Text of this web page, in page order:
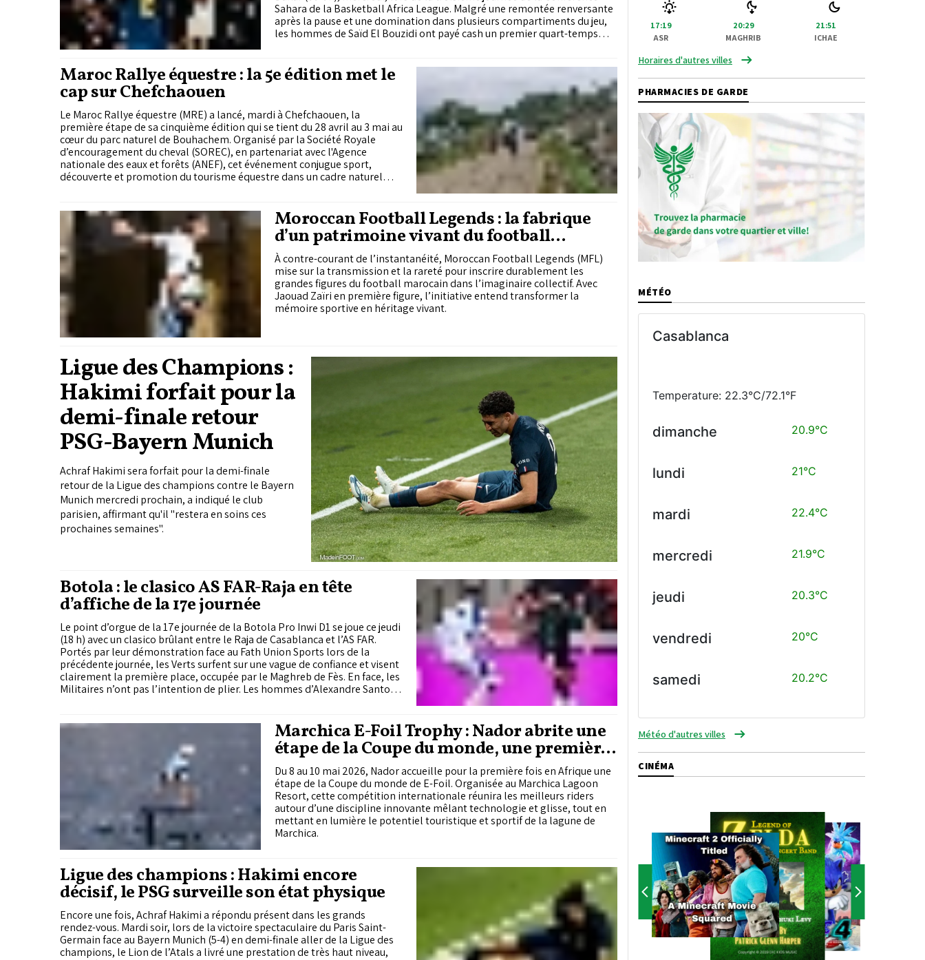
Sahara de la Basketball Africa League. Malgré une remontée renversante
après la pause et une domination dans plusieurs compartiments du jeu,
les hommes de Saïd El Bouzidi ont payé cash un premier quart-temps
week-end pour arracher son ticket pour les play-offs à Kigali.
Maroc Rallye équestre : la 5e édition met le
cap sur Chefchaouen
Le Maroc Rallye équestre (MRE) a lancé, mardi à Chefchaouen, la
première étape de sa cinquième édition qui se tient du 28 avril au 3 mai au
cœur du parc naturel de Bouhachem. Organisé par la Société Royale
d’encouragement du cheval (SOREC), en partenariat avec l'Agence
nationale des eaux et forêts (ANEF), cet événement conjugue sport,
découverte et promotion du tourisme équestre dans un cadre naturel
Moroccan Football Legends : la fabrique
d’un patrimoine vivant du football
marocain
À contre-courant de l’instantanéité, Moroccan Football Legends (MFL)
mise sur la transmission et la rareté pour inscrire durablement les
grandes figures du football marocain dans l’imaginaire collectif. Avec
Jaouad Zaïri en première figure, l’initiative entend transformer la
mémoire sportive en héritage vivant.
Ligue des Champions :
Hakimi forfait pour la
demi-finale retour
PSG-Bayern Munich
Achraf Hakimi sera forfait pour la demi-finale
retour de la Ligue des champions contre le Bayern
Munich mercredi prochain, a indiqué le club
parisien, affirmant qu'il "restera en soins ces
prochaines semaines".
Botola : le clasico AS FAR-Raja en tête
d’affiche de la 17e journée
Le point d’orgue de la 17e journée de la Botola Pro Inwi D1 se joue ce jeudi
(18 h) avec un clasico brûlant entre le Raja de Casablanca et l’AS FAR.
Portés par leur démonstration face au Fath Union Sports lors de la
précédente journée, les Verts surfent sur une vague de confiance et visent
clairement la première place, occupée par le Maghreb de Fès. En face, les
Militaires n’ont pas l’intention de plier. Les hommes d’Alexandre Santos
et Zineddine Derrag. Autre affiche à suivre ce jeudi : la RS Berkane reçoit leMarchica E-Foil Trophy : Nador abrite une
étape de la Coupe du monde, une première
en Afrique
Du 8 au 10 mai 2026, Nador accueille pour la première fois en Afrique une
étape de la Coupe du monde de E-Foil. Organisée au Marchica Lagoon
Resort, cette compétition internationale réunira les meilleurs riders
autour d’une discipline innovante mêlant technologie et glisse, tout en
mettant en lumière le potentiel touristique et sportif de la lagune de
Marchica.
Ligue des champions : Hakimi encore
décisif, le PSG surveille son état physique
Encore une fois, Achraf Hakimi a répondu présent dans les grands
rendez-vous. Mardi soir, lors de la victoire spectaculaire du Paris Saint-
Germain face au Bayern Munich (5-4) en demi-finale aller de la Ligue des
champions, le Lion de l’Atals a livré une prestation de très haut niveau,
17:19
ASR
20:29
MAGHRIB
21:51
ICHAE
Horaires d'autres villes
PHARMACIES DE GARDE
MÉTÉO
Casablanca
Temperature: 22.3°C/72.1°F
dimanche 20.9°C
lundi 21°C
mardi 22.4°C
mercredi 21.9°C
jeudi 20.3°C
vendredi 20°C
samedi 20.2°C
Météo d'autres villes
CINÉMA